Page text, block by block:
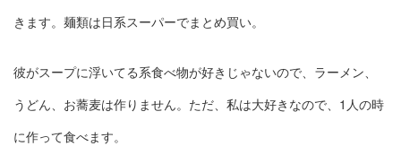
きます。麺類は日系スーパーでまとめ買い。
彼がスープに浮いてる系食べ物が好きじゃないので、ラーメン、
うどん、お蕎麦は作りません。ただ、私は大好きなので、1人の時
に作って食べます。